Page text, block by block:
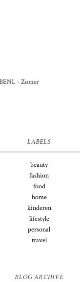
LABELS
beauty
fashion
food
home
kinderen
lifestyle
personal
travel
BLOG ARCHIVE